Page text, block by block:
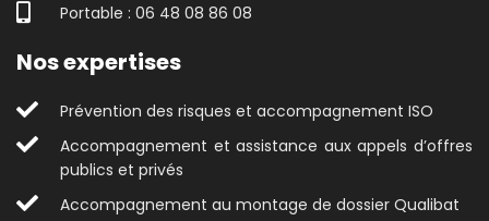
Portable : 06 48 08 86 08
Nos expertises
Prévention des risques et accompagnement ISO
Accompagnement et assistance aux appels d’offres
publics et privés
Accompagnement au montage de dossier Qualibat